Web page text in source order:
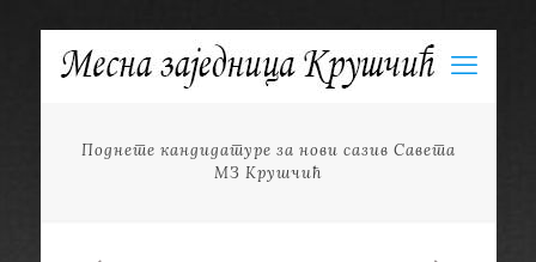
Поднете кандидатуре за нови сазив Савета
МЗ Крушчић